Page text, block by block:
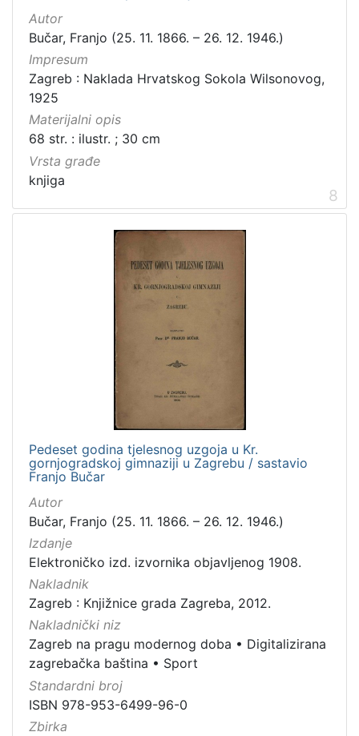
Autor
Bučar, Franjo (25. 11. 1866. – 26. 12. 1946.)
Impresum
Zagreb : Naklada Hrvatskog Sokola Wilsonovog,
1925
Materijalni opis
68 str. : ilustr. ; 30 cm
Vrsta građe
knjiga
8
Pedeset godina tjelesnog uzgoja u Kr.
gornjogradskoj gimnaziji u Zagrebu / sastavio
Franjo Bučar
Autor
Bučar, Franjo (25. 11. 1866. – 26. 12. 1946.)
Izdanje
Elektroničko izd. izvornika objavljenog 1908.
Nakladnik
Zagreb : Knjižnice grada Zagreba, 2012.
Nakladnički niz
Zagreb na pragu modernog doba • Digitalizirana
zagrebačka baština • Sport
Standardni broj
ISBN 978-953-6499-96-0
Zbirka